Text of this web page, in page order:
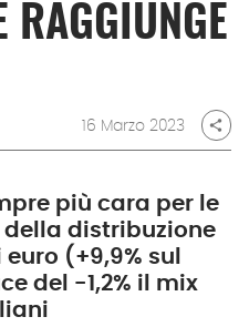
RAGGIUNGE
16 Marzo 2023 share
più cara per le
distribuzione
(+9,9% sul
del -1,2% il mix